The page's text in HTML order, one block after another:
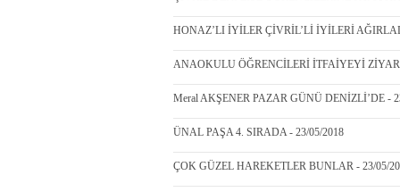
HONAZ’LI İYİLER ÇİVRİL’Lİ İYİLERİ
ANAOKULU ÖĞRENCİLERİ İTFAİYEYİ
Meral AKŞENER PAZAR GÜNÜ DENİZLİ’DE -
ÜNAL PAŞA 4. SIRADA - 23/05/2018
ÇOK GÜZEL HAREKETLER BUNLAR - 23/05/